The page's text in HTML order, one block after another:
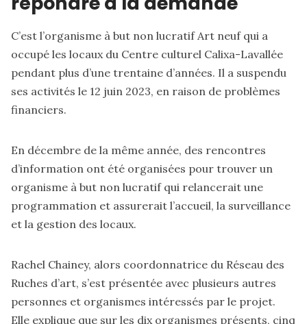
C’est l’organisme à but non lucratif Art neuf qui a
occupé les locaux du Centre culturel Calixa-Lavallée
pendant plus d’une trentaine d’années. Il a suspendu
ses activités le 12 juin 2023, en raison de problèmes
financiers.
En décembre de la même année, des rencontres
d’information ont été organisées pour trouver un
organisme à but non lucratif qui relancerait une
programmation et assurerait l’accueil, la surveillance
et la gestion des locaux.
Rachel Chainey, alors coordonnatrice du Réseau des
Ruches d’art, s’est présentée avec plusieurs autres
personnes et organismes intéressés par le projet.
Elle explique que sur les dix organismes présents, cinq